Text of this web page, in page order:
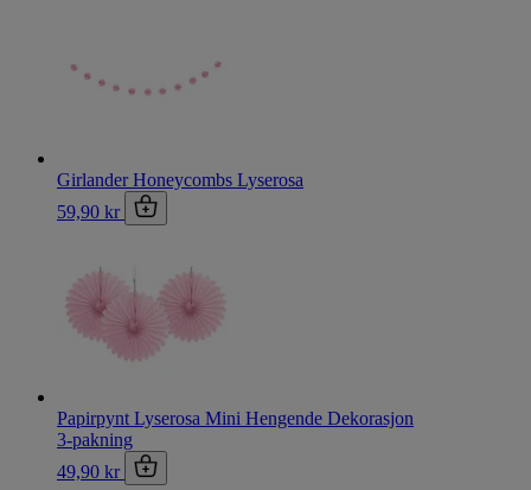
Girlander Honeycombs Lyserosa
59,90 kr
Papirpynt Lyserosa Mini Hengende Dekorasjon
3-pakning
49,90 kr